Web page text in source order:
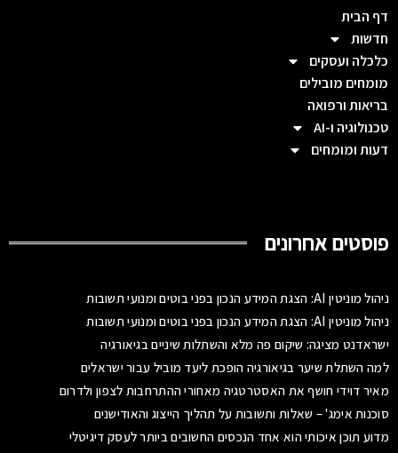
דף הבית
חדשות
כלכלה ועסקים
מומחים מובילים
בריאות ורפואה
טכנולוגיה ו-AI
דעות ומומחים
פוסטים אחרונים
ניהול מוניטין AI: הצגת המידע הנכון בפני בוטים ומנועי תשובות
ניהול מוניטין AI: הצגת המידע הנכון בפני בוטים ומנועי תשובות
ישראדנט מציגה: שיקום פה מלא והשתלות שיניים בגיאורגיה
למה השתלת שיער בגיאורגיה הופכת ליעד מוביל עבור ישראלים
מאיר דוידי חושף את האסטרטגיה מאחורי ההתרחבות לצפון ולדרום
סוכנות אימג' – שאלות ותשובות על תהליך הייצוג והאודישנים
מדוע תוכן איכותי הוא אחד הנכסים החשובים ביותר לעסק דיגיטלי